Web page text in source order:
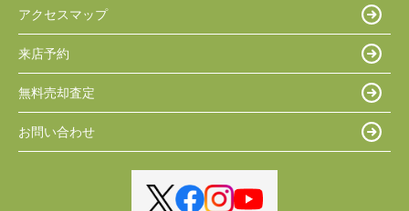
アクセスマップ
来店予約
無料売却査定
お問い合わせ